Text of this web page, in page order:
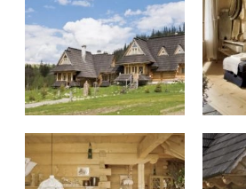
RZEMIOSŁO
ZUPY
INNE